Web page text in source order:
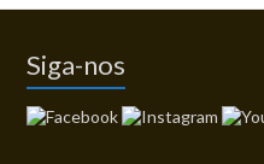
Siga-nos